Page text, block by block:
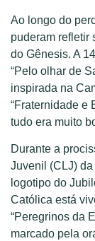
Ao longo do
puderam refletir
do Gênesis. A
“Pelo olhar de
inspirada na
“Fraternidade e
tudo era muito
Durante a
Juvenil (CLJ)
logotipo do
Católica está
“Peregrinos da
marcado pela